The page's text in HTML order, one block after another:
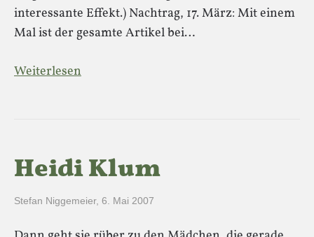
interessante Effekt.) Nachtrag, 17. März: Mit einem
Mal ist der gesamte Artikel bei…
Weiterlesen
Heidi Klum
Stefan Niggemeier, 6. Mai 2007